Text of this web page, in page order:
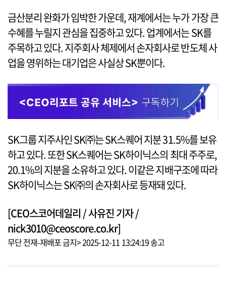
금산분리 완화가 임박한 가운데, 재계에서는 누가 가장 큰
수혜를 누릴지 관심을 집중하고 있다. 업계에서는 SK를
주목하고 있다. 지주회사 체제에서 손자회사로 반도체 사
업을 영위하는 대기업은 사실상 SK뿐이다.
SK그룹 지주사인 SK㈜는 SK스퀘어 지분 31.5%를 보유
하고 있다. 또한 SK스퀘어는 SK하이닉스의 최대 주주로,
20.1%의 지분을 소유하고 있다. 이같은 지배구조에 따라
SK하이닉스는 SK㈜의 손자회사로 등재돼 있다.
[CEO스코어데일리 / 사유진 기자 /
nick3010@ceoscore.co.kr]
무단 전재-재배포 금지> 2025-12-11 13:24:19 송고